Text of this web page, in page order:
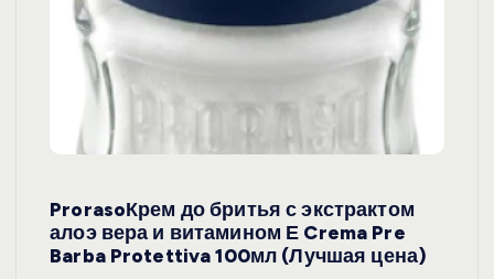
ProrasoКрем до бритья с экстрактом
алоэ вера и витамином Е Crema Pre
Barba Protettiva 100мл (Лучшая цена)